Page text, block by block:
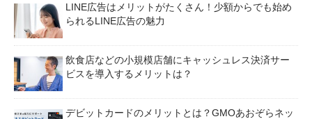
LINE広告はメリットがたくさん！少額からでも始め
られるLINE広告の魅力
飲食店などの小規模店舗にキャッシュレス決済サー
ビスを導入するメリットは？
デビットカードのメリットとは？GMOあおぞらネッ